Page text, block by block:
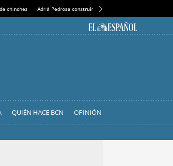
chinches Adrià Pedrosa construirá la nueva residencia en el
QUIÉN HACE BCN OPINIÓN